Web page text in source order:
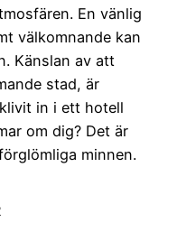
En vänlig
välkomnande kan
Känslan av att
stad, är
in i ett hotell
om dig? Det är
minnen.